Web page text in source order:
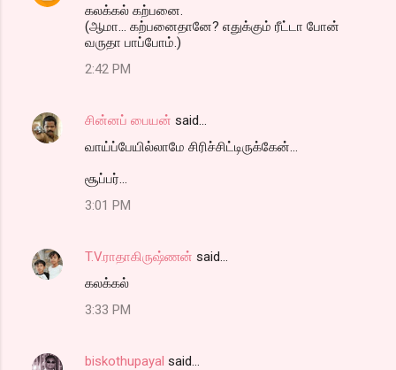
கலக்கல் கற்பனை.
(ஆமா... கற்பனைதானே? எதுக்கும் ரீட்டா போன்
வருதா பாப்போம்.)
2:42 PM
சின்னப் பையன் said…
வாய்ப்பேயில்லாமே சிரிச்சிட்டிருக்கேன்...
சூப்பர்...
3:01 PM
T.V.ராதாகிருஷ்ணன் said…
கலக்கல்
3:33 PM
biskothupayal said…